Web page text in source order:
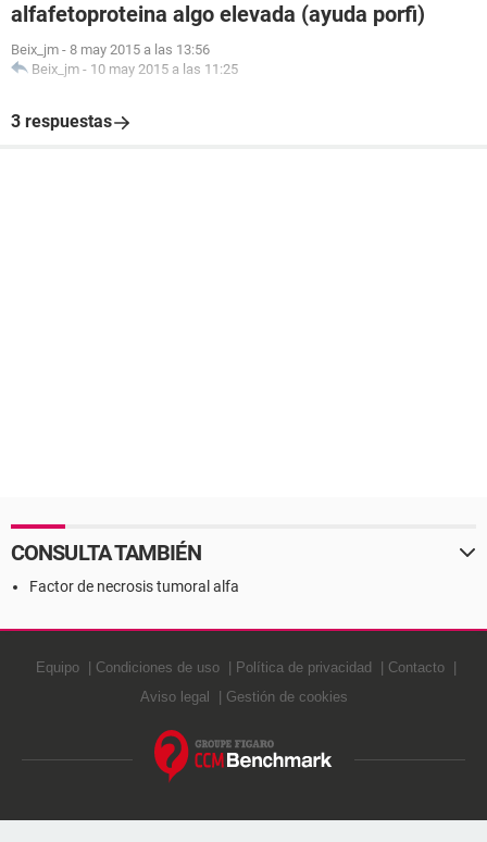
alfafetoproteina algo elevada (ayuda porfi)
Beix_jm - 8 may 2015 a las 13:56
Beix_jm - 10 may 2015 a las 11:25
3 respuestas
CONSULTA TAMBIÉN
Factor de necrosis tumoral alfa
Equipo Condiciones de uso Política de privacidad
Contacto
Aviso legal
Gestión de cookies